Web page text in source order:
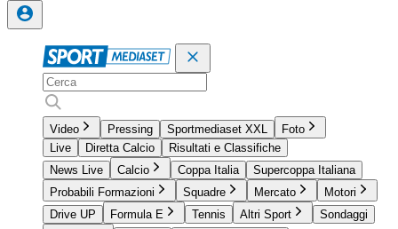
Video Pressing Sportmediaset XXL
Foto
Live
Diretta Calcio
Risultati e Classifiche
News Live
Calcio Coppa Italia
Supercoppa Italiana
Probabili Formazioni
Squadre Mercato
Motori
Drive UP
Formula E Tennis Altri Sport
Sondaggi